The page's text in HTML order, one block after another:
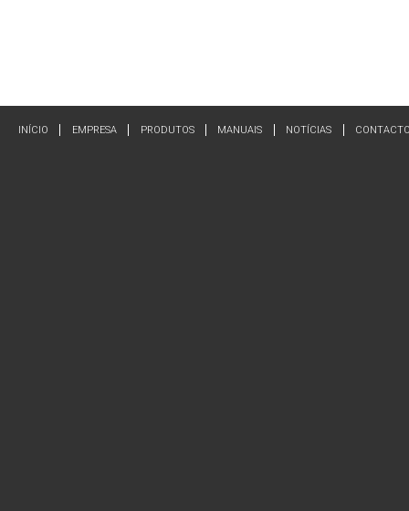
INÍCIO EMPRESA PRODUTOS MANUAIS NOTÍCIAS